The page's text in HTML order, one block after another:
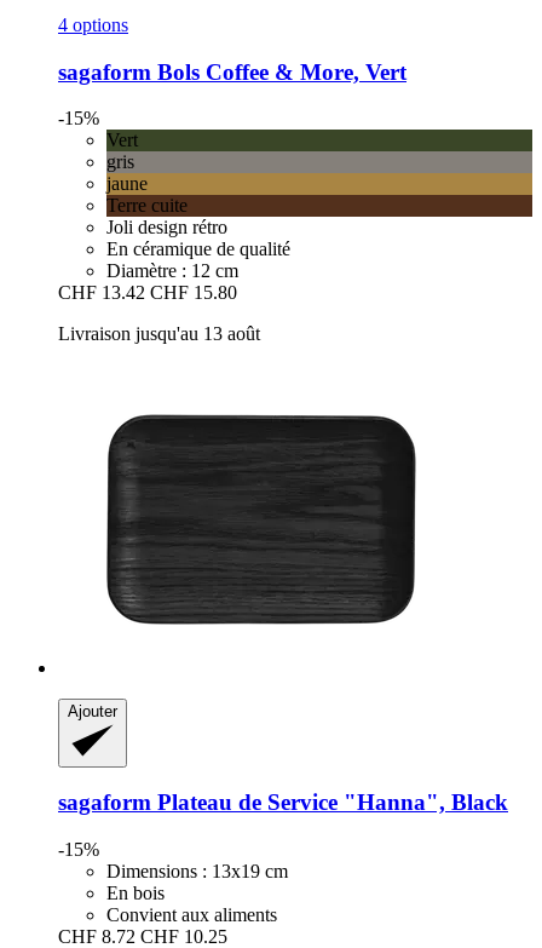
4 options
sagaform Bols Coffee & More, Vert
-15%
Vert
gris
jaune
Terre cuite
Joli design rétro
En céramique de qualité
Diamètre : 12 cm
CHF 13.42 CHF 15.80
Livraison jusqu'au 13 août
Ajouter
sagaform Plateau de Service "Hanna", Black
-15%
Dimensions : 13x19 cm
En bois
Convient aux aliments
CHF 8.72 CHF 10.25